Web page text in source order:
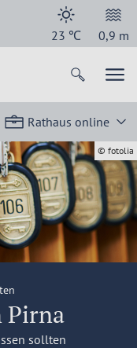
23 ℃ 0,9 m
Rathaus online
Pirna
sollten
© fotolia